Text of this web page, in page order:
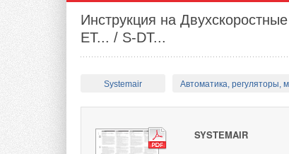
Инструкция на
ET... / S-DT...
Systemair Автоматика, регуляторы,
SYSTEMAIR